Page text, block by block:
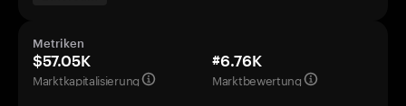
Metriken
$57.05K
Marktkapitalisierung
#6.76K
Marktbewertung